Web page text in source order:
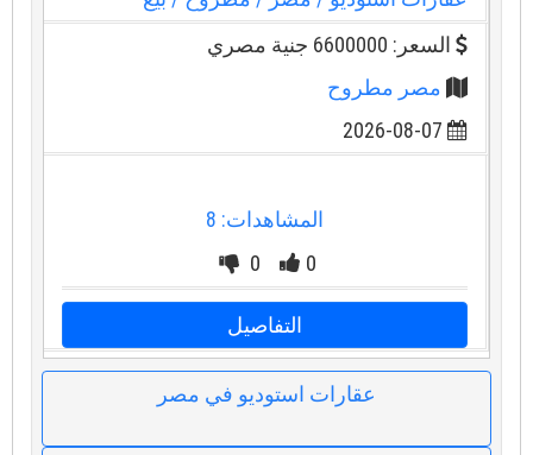
السعر: 6600000 جنية مصري
مصر مطروح
2026-08-07
المشاهدات: 8
0
0
التفاصيل
عقارات استوديو في مصر